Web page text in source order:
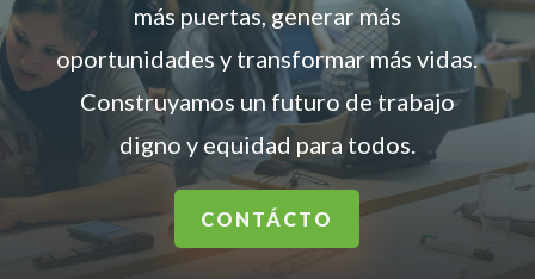
más puertas, generar más
oportunidades y transformar más vidas.
Construyamos un futuro de trabajo
digno y equidad para todos.
CONTÁCTO